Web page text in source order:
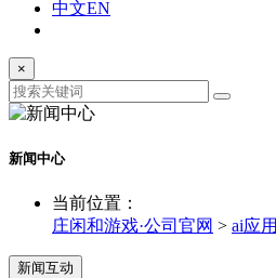
中文EN
×
新闻中心
当前位置：
庄闲和游戏·公司官网 > ai应用
新闻互动